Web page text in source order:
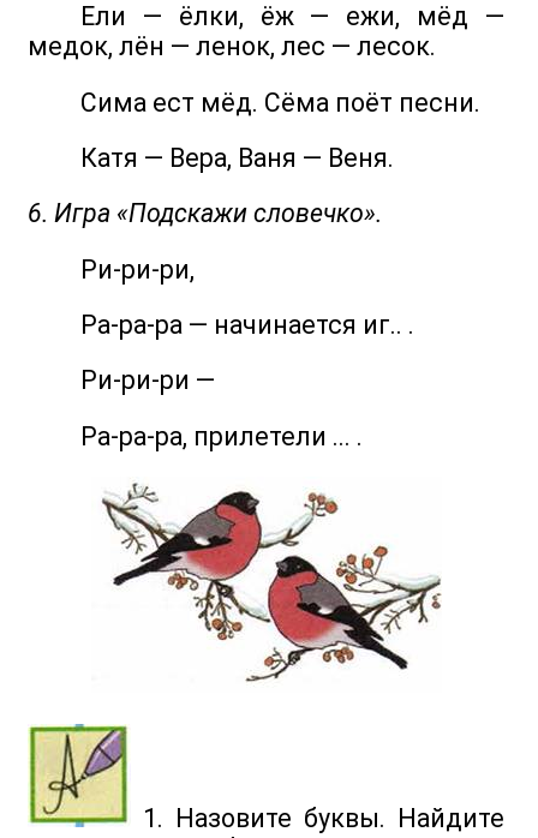
Ели — ёлки, ёж — ежи, мёд —
медок, лён — ленок, лес — лесок.
Сима ест мёд. Сёма поёт песни.
Катя — Вера, Ваня — Веня.
6. Игра «Подскажи словечко».
Ри-ри-ри,
Ра-ра-ра — начинается иг.. .
Ри-ри-ри —
Ра-ра-ра, прилетели ... .
1. Назовите буквы. Найдите